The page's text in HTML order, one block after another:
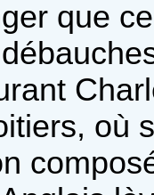
que
où